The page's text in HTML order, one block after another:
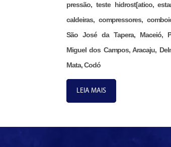
pressão, teste hidrost[atico,
caldeiras, compressores,
São José da Tapera, Maceió,
Miguel dos Campos, Aracaju,
Mata, Codó
LEIA MAIS